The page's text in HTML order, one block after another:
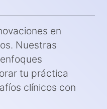
en
Nuestras
tu práctica
clínicos con